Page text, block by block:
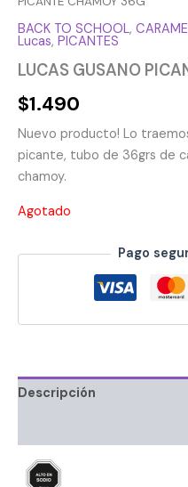
BACK TO SCHOOL,
Lucas, PICANTES
LUCAS GUSANO
$1.490
Nuevo producto! Lo
picante, tubo de 36grs de
chamoy.
Agotado
Pago
Descripción